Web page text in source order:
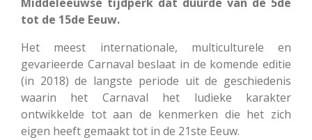
tot de 15de Eeuw.
Het meest internationale, multiculturele en
gevarieerde Carnaval beslaat in de komende editie
(in 2018) de langste periode uit de geschiedenis
waarin het Carnaval het ludieke karakter
ontwikkelde tot aan de kenmerken die het zich
eigen heeft gemaakt tot in de 21ste Eeuw.